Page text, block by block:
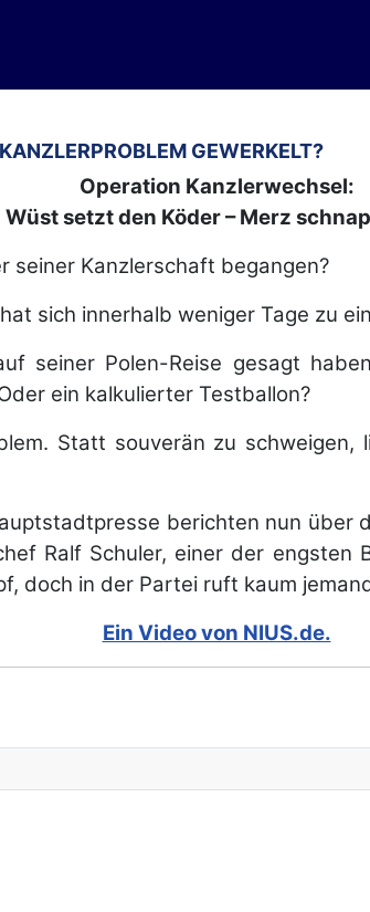
GEWERKELT?
Operation Kanzlerwechsel:
Wüst setzt den Köder – Merz
seiner Kanzlerschaft begangen?
sich innerhalb weniger Tage zu
seiner Polen-Reise gesagt
ein kalkulierter Testballon?
Statt souverän zu schweigen,
berichten nun über
Ralf Schuler, einer der
doch in der Partei ruft kaum
Ein Video von NIUS.de.